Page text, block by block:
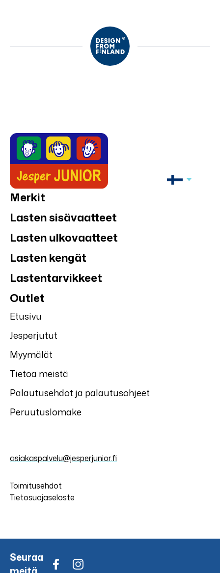
Merkit
Lasten sisävaatteet
Lasten ulkovaatteet
Lasten kengät
Lastentarvikkeet
Outlet
Etusivu
Jesperjutut
Myymälät
Tietoa meistä
Palautusehdot ja palautusohjeet
Peruutuslomake
asiakaspalvelu@jesperjunior.fi
Toimitusehdot
Tietosuojaseloste
Seuraa